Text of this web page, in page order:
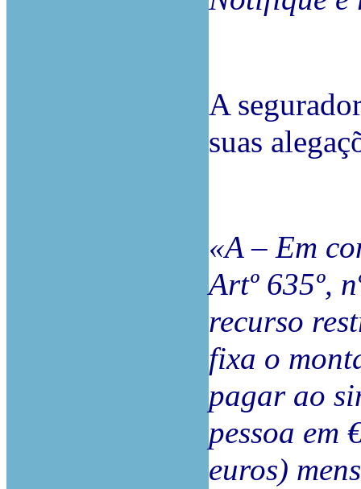
A
suas
«A – Em
Artº 635º,
recurso
fixa o
pagar ao
pessoa em
euros)